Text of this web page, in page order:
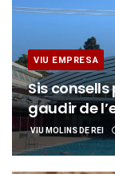
VIU EMPRESA
Sis
gaudir de
VIU MOLINS DE REI